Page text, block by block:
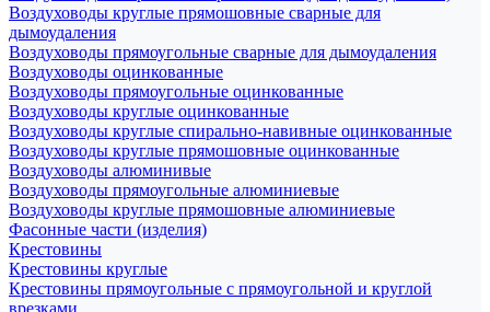
Воздуховоды круглые прямошовные сварные для
дымоудаления
Воздуховоды прямоугольные сварные для дымоудаления
Воздуховоды оцинкованные
Воздуховоды прямоугольные оцинкованные
Воздуховоды круглые оцинкованные
Воздуховоды круглые спирально-навивные оцинкованные
Воздуховоды круглые прямошовные оцинкованные
Воздуховоды алюминивые
Воздуховоды прямоугольные алюминиевые
Воздуховоды круглые прямошовные алюминиевые
Фасонные части (изделия)
Крестовины
Крестовины круглые
Крестовины прямоугольные с прямоугольной и круглой
врезками